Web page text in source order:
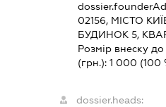
02156, МІСТО
БУДИНОК 5,
Розмір внеску
(грн.):1 000 (100
dossier.heads: